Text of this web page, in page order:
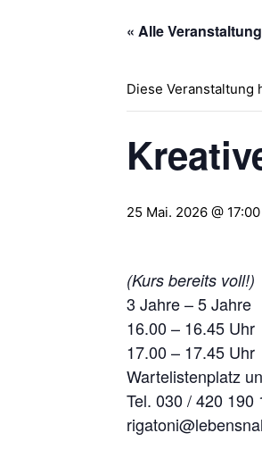
« Alle
Diese Veranstaltung
25 Mai. 2026 @
(Kurs bereits voll!)
3 Jahre – 5 Jahre
16.00 – 16.45 Uhr
17.00 – 17.45 Uhr
Wartelistenplatz
Tel. 030 / 420 190